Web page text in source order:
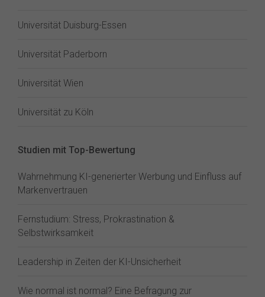
Universität Duisburg-Essen
Universität Paderborn
Universität Wien
Universität zu Köln
Studien mit Top-Bewertung
Wahrnehmung KI-generierter Werbung und Einfluss auf
Markenvertrauen
Fernstudium: Stress, Prokrastination &
Selbstwirksamkeit
Leadership in Zeiten der KI-Unsicherheit
Wie normal ist normal? Eine Befragung zur